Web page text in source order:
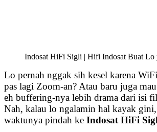
Indosat HiFi Sigli | Hifi Indosat Buat
Lo pernah nggak sih kesel karena
pas lagi Zoom-an? Atau baru juga
eh buffering-nya lebih drama dari isi
Nah, kalau lo ngalamin hal kayak
waktunya pindah ke Indosat HiFi